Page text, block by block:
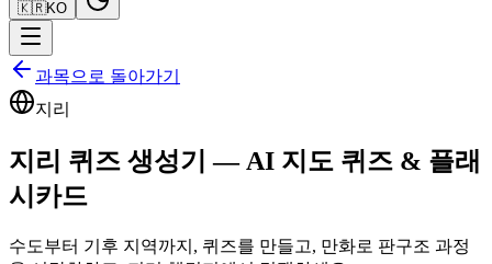
🇰🇷KO
과목으로 돌아가기
지리
지리 퀴즈 생성기 — AI 지도 퀴즈 & 플래
시카드
수도부터 기후 지역까지, 퀴즈를 만들고, 만화로 판구조 과정